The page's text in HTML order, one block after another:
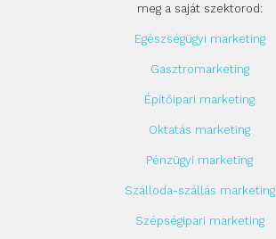
meg a saját szektorod:
Egészségügyi marketing
Gasztromarketing
Építőipari marketing
Oktatás marketing
Pénzügyi marketing
Szálloda-szállás marketing
Szépségipari marketing